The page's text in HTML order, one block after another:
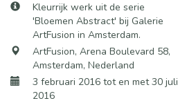
Kleurrijk werk uit de serie
'Bloemen Abstract' bij Galerie
ArtFusion in Amsterdam.
ArtFusion, Arena Boulevard 58,
Amsterdam, Nederland
3 februari 2016 tot en met 30 juli
2016